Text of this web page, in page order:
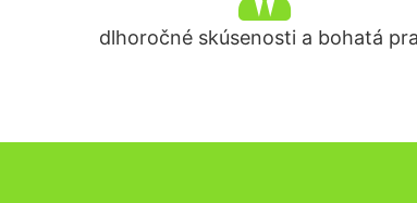
dlhoročné skúsenosti a bohatá